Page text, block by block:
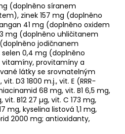
(doplněno síranem
zinek 157 mg (doplněno
41 mg (doplněno oxidem
mg (doplněno uhličitanem
jodičnanem
0,4 mg (doplněno
provitamíny a
látky se srovnatelným
D3 1800 m.j., vit. E (RRR-
68 mg, vit. B1 6,5 mg,
vit. B12 27 µg, vit. C 173 mg,
mg, kyselina listová 1,1 mg,
2000 mg; antioxidanty,